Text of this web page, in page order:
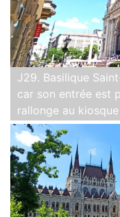
J29. Basilique
car son entrée est
rallonge au